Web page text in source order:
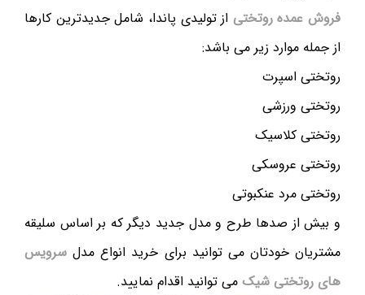
فروش عمده روتختی از تولیدی پاندا، شامل جدیدترین کارها
از جمله موارد زیر می باشد:
روتختی اسپرت
روتختی ورزشی
روتختی کلاسیک
روتختی عروسکی
روتختی مرد عنکبوتی
و بیش از صدها طرح و مدل جدید دیگر که بر اساس سلیقه
مشتریان خودتان می توانید برای خرید انواع مدل سرویس
های روتختی شیک می توانید اقدام نمایید.